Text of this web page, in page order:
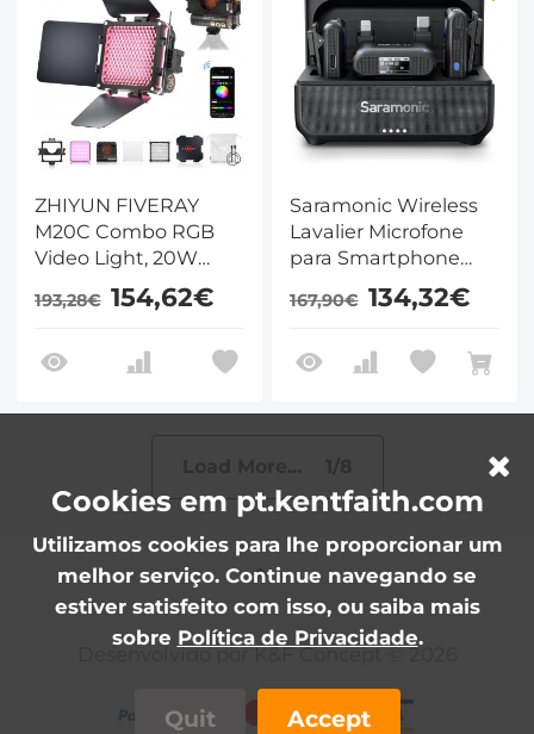
ZHIYUN FIVERAY
M20C Combo RGB
Video Light, 20W
Portable Camera
Light, Modo HSI, TLCI
2500K-10000K com
193,28€ 154,62€
Saramonic Wireless
Lavalier Microfone
para Smartphone
Camera 492ft Faixa
20h Vida Da Bateria
167,90€ 134,32€
Desenvolvido por K&F Concept © 2026
Cookies em pt.kentfaith.com
Utilizamos cookies para lhe proporcionar um
melhor serviço. Continue navegando se
estiver satisfeito com isso, ou saiba mais
sobre Política de Privacidade.
Quit Accept